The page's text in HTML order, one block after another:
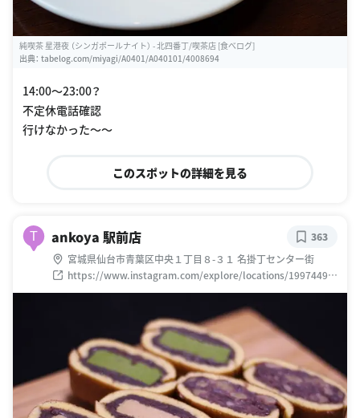
純喫茶 星港夜 （シンガポールナイト） - 北四番丁/喫茶店 [食べログ]
出典： tabelog.com/miyagi/A0401/A040101/4008694
14:00〜23:00？
不定休電話確認
行けなかった〜〜
このスポットの詳細を見る
T ankoya 駅前店
宮城県仙台市青葉区中央１丁目８-３１ 名掛丁センター街
https://www.instagram.com/explore/locations/19974499
0960744
363